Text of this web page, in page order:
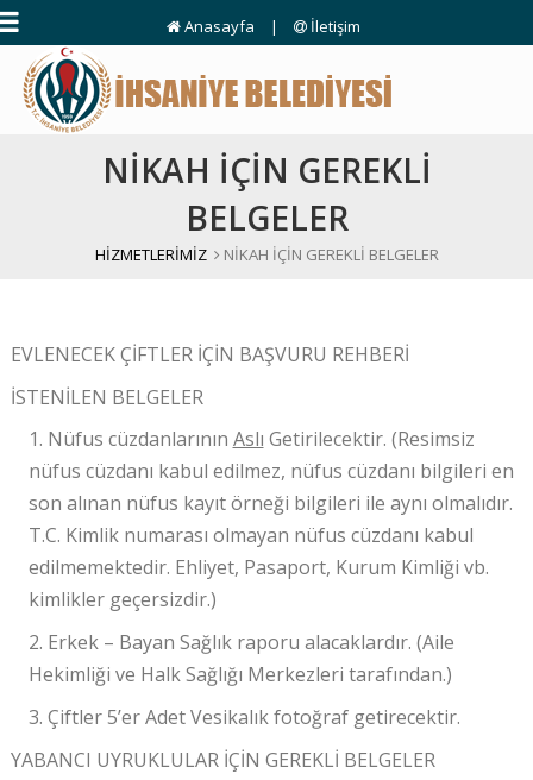
Anasayfa | İletişim
NİKAH İÇİN GEREKLİ
BELGELER
HİZMETLERİMİZ NİKAH İÇİN GEREKLİ BELGELER
EVLENECEK ÇİFTLER İÇİN BAŞVURU REHBERİ
İSTENİLEN BELGELER
1. Nüfus cüzdanlarının Aslı Getirilecektir. (Resimsiz
nüfus cüzdanı kabul edilmez, nüfus cüzdanı bilgileri en
son alınan nüfus kayıt örneği bilgileri ile aynı olmalıdır.
T.C. Kimlik numarası olmayan nüfus cüzdanı kabul
edilmemektedir. Ehliyet, Pasaport, Kurum Kimliği vb.
kimlikler geçersizdir.)
2. Erkek – Bayan Sağlık raporu alacaklardır. (Aile
Hekimliği ve Halk Sağlığı Merkezleri tarafından.)
3. Çiftler 5’er AdetVesikalık fotoğrafgetirecektir.
YABANCI UYRUKLULAR İÇİN GEREKLİ BELGELER